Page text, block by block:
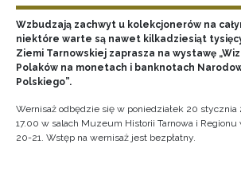
Wzbudzają zachwyt u kolekcjonerów na
niektóre warte są nawet kilkadziesiąt
Ziemi Tarnowskiej zaprasza na wystawę
Polaków na monetach i banknotach
Polskiego”.
Wernisaż odbędzie się w poniedziałek 20 stycznia
17.00 w salach Muzeum Historii Tarnowa i
20-21. Wstęp na wernisaż jest bezpłatny.